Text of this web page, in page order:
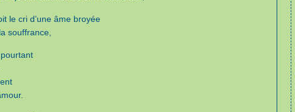
le cri d’une âme broyée
souffrance,